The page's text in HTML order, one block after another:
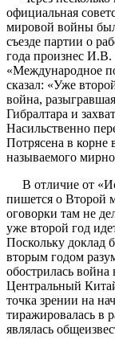
официальная
мировой войны
съезде партии о
года произнес И.В.
«Международное
сказал: «Уже
война,
Гибралтара и
Насильственно
Потрясена в корне
называемого
В отличие от
пишется о Второй
оговорки там не
уже второй год
Поскольку доклад
вторым годом
обострилась
Центральный
точка зрении на
тиражировалась в
являлась